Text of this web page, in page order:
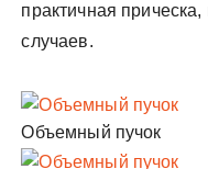
практичная
случаев.
Объемный пучок